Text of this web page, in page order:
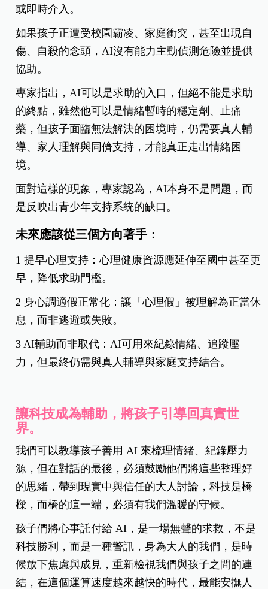
或即時介入。
如果孩子正遭受校園霸凌、家庭衝突，甚至出現自
傷、自殺的念頭，AI沒有能力主動偵測危險並提供
協助。
專家指出，AI可以是求助的入口，但絕不能是求助
的終點，雖然他可以是情緒暫時的穩定劑、止痛
藥，但孩子面臨無法解決的困境時，仍需要真人輔
導、家人理解與同儕支持，才能真正走出情緒困
境。
面對這樣的現象，專家認為，AI本身不是問題，而
是反映出青少年支持系統的缺口。
未來應該從三個方向著手：
1️ 提早心理支持：心理健康資源應延伸至國中甚至更
早，降低求助門檻。
2️ 身心調適假正常化：讓「心理假」被理解為正當休
息，而非逃避或失敗。
3️ AI輔助而非取代：AI可用來紀錄情緒、追蹤壓
力，但最終仍需與真人輔導與家庭支持結合。
讓科技成為輔助，將孩子引導回真實世
界。
我們可以教導孩子善用 AI 來梳理情緒、紀錄壓力
源，但在對話的最後，必須鼓勵他們將這些整理好
的思緒，帶到現實中與信任的大人討論，科技是橋
樑，而橋的這一端，必須有我們溫暖的守候。
孩子們將心事託付給 AI，是一場無聲的求救，不是
科技勝利，而是一種警訊，身為大人的我們，是時
候放下焦慮與成見，重新檢視我們與孩子之間的連
結，在這個運算速度越來越快的時代，最能安撫人